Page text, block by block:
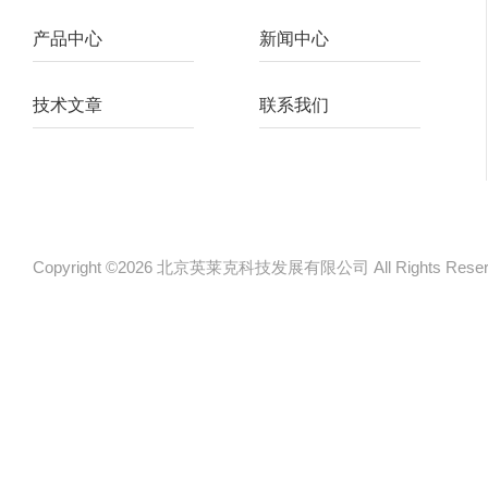
产品中心 新闻中心
技术文章 联系我们
Copyright ©2026 北京英莱克科技发展有限公司 All Rights